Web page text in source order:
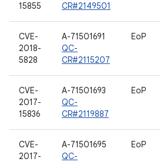
15855
CR#2149501
CVE-
2018-
5828
A-71501691
QC-
CR#2115207
EoP
CVE-
2017-
15836
A-71501693
QC-
CR#2119887
EoP
CVE-
2017-
A-71501695
QC-
EoP